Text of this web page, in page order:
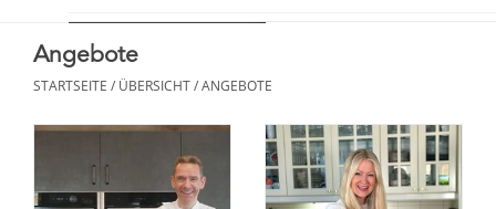
Angebote
STARTSEITE / ÜBERSICHT/ANGEBOTE